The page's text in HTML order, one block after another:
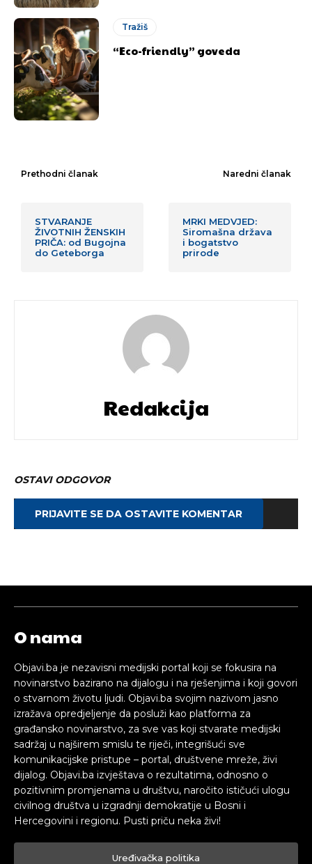
Tražiš
“Eco-friendly” goveda
Prethodni članak
STVARANJE
ŽIVOTNIH ŽENSKIH
PRIČA: od Bugojna
do Geteborga
Naredni članak
MRKI MEDVJED:
Siromašna država
i bogatstvo
prirode
Redakcija
OSTAVI ODGOVOR
PRIJAVITE SE DA OSTAVITE KOMENTAR
O nama
Objavi.ba je nezavisni medijski portal koji se fokusira na
novinarstvo bazirano na dijalogu i na rješenjima i koji govori
o stvarnom životu ljudi. Objavi.ba svojim nazivom jasno
izražava opredjeljenje da posluži kao platforma za
građansko novinarstvo, za sve vas koji stvarate medijski
sadržaj u najširem smislu te riječi, integrišući sve
komunikacijske pristupe – portal, društvene mreže, živi
dijalog. Objavi.ba izvještava o rezultatima, odnosno o
pozitivnim promjenama u društvu, naročito ističući ulogu
civilnog društva u izgradnji demokratije u Bosni i
Hercegovini i regionu. Pusti priču neka živi!
Uređivačka politika